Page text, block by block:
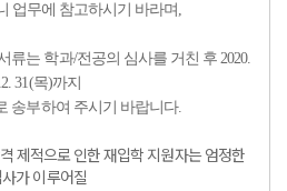
업무에 참고하시기 바라며,
류는 학과/전공의 심사를 거친 후 2020.
31(목)까지
송부하여 주시기 바랍니다.
제적으로 인한 재입학 지원자는 엄정한
가 이루어질